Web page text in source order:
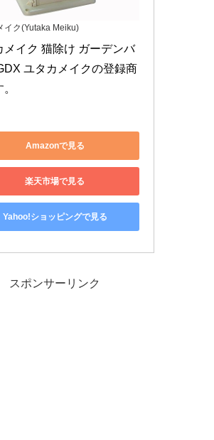
イク(Yutaka Meiku)
メイク 猫除け ガーデンバ
ユタカメイクの登録商
Amazonで見る
楽天市場で見る
Yahoo!ショッピングで見る
スポンサーリンク